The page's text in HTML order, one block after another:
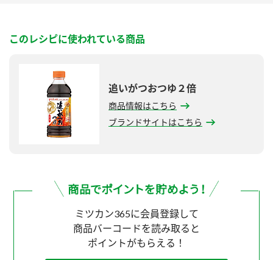
このレシピに使われている商品
追いがつおつゆ２倍
商品情報はこちら
ブランドサイトはこちら
ミツカン365に会員登録して
商品バーコードを読み取ると
ポイントがもらえる！